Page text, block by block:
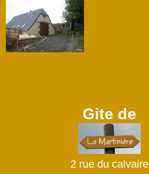
Gite de
2 rue du calvaire